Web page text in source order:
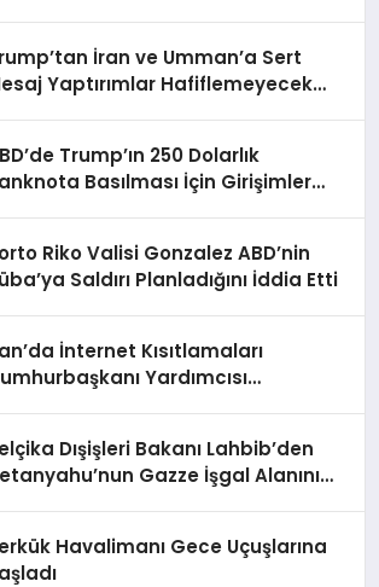
İran ve Umman’a Sert
Yaptırımlar Hafiflemeyecek
Trump’ın 250 Dolarlık
Basılması İçin Girişimler
Riko Valisi Gonzalez ABD’nin
Saldırı Planladığını İddia Etti
İnternet Kısıtlamaları
Yardımcısı
Dışişleri Bakanı Lahbib’den
Gazze İşgal Alanını
Havalimanı Gece Uçuşlarına